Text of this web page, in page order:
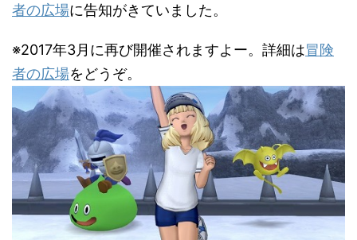
者の広場に告知がきていました。
※2017年3月に再び開催されますよー。詳細は冒険
者の広場をどうぞ。